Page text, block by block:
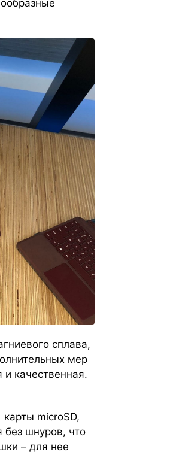
сплава,
мер
качественная.
microSD,
без шнуров, что
– для нее